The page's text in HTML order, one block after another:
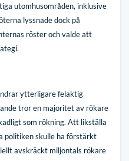
utomhusområden, inklusive
lyssnade dock på
röster och valde att
ytterligare felaktig
tror en majoritet av rökare
som rökning. Att likställa
politiken skulle ha förstärkt
avskräckt miljontals rökare